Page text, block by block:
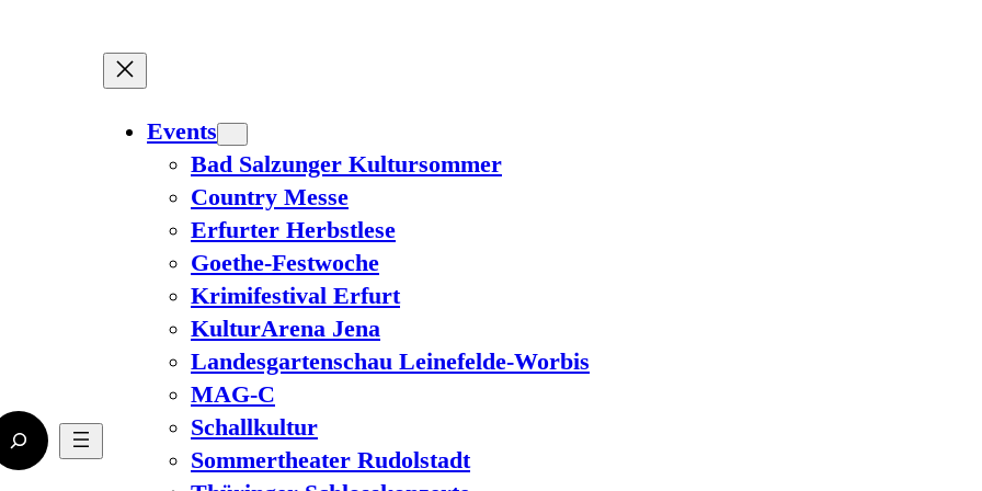
Events
Bad Salzunger Kultursommer
Country Messe
Erfurter Herbstlese
Goethe-Festwoche
Krimifestival Erfurt
KulturArena Jena
Landesgartenschau Leinefelde-Worbis
MAG-C
Schallkultur
Sommertheater Rudolstadt